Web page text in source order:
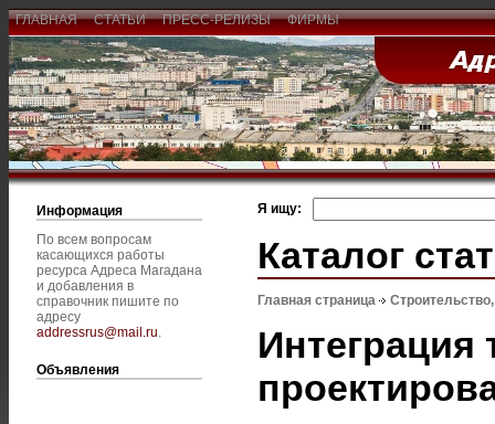
ГЛАВНАЯ СТАТЬИ ПРЕСС-РЕЛИЗЫ ФИРМЫ
Информация
По всем вопросам
касающихся работы
ресурса Адреса Магадана
и добавления в
справочник пишите по
адресу
addressrus@mail.ru.
Объявления
Я ищу:
Каталог
Главная страница
Интеграция